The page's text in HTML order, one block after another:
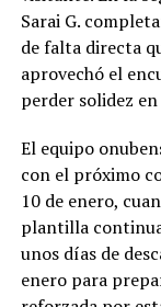
Sarai G.
de falta directa
aprovechó el
perder solidez
El equipo
con el próximo
10 de enero,
plantilla
unos días de
enero para